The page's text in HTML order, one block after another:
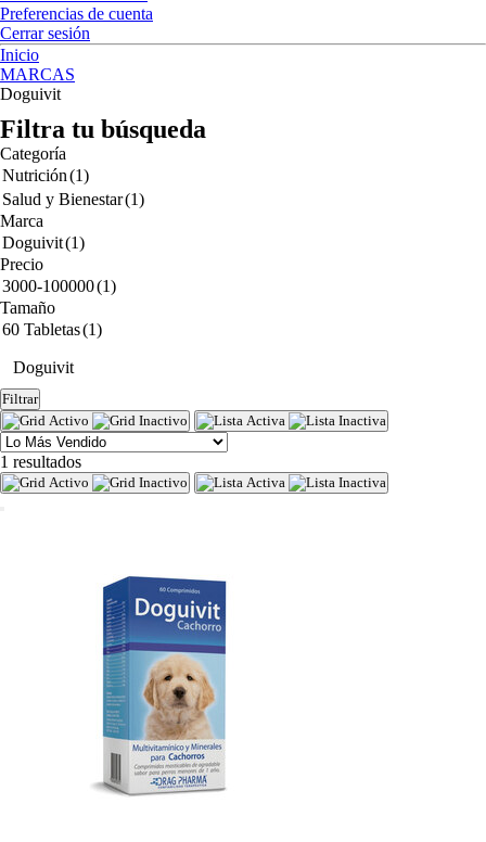
Preferencias de cuenta
Cerrar sesión
Inicio
MARCAS
Doguivit
Filtra tu búsqueda
Categoría
Nutrición(1)
Salud y Bienestar(1)
Marca
Doguivit(1)
Precio
3000-100000(1)
Tamaño
60 Tabletas(1)
Doguivit
Filtrar
1 resultados